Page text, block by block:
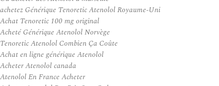
achetez Générique Tenoretic Atenolol Royaume-Uni
Achat Tenoretic 100 mg original
Acheté Générique Atenolol Norvège
Tenoretic Atenolol Combien Ça Coûte
Achat en ligne générique Atenolol
Acheter Atenolol canada
Atenolol En France Acheter